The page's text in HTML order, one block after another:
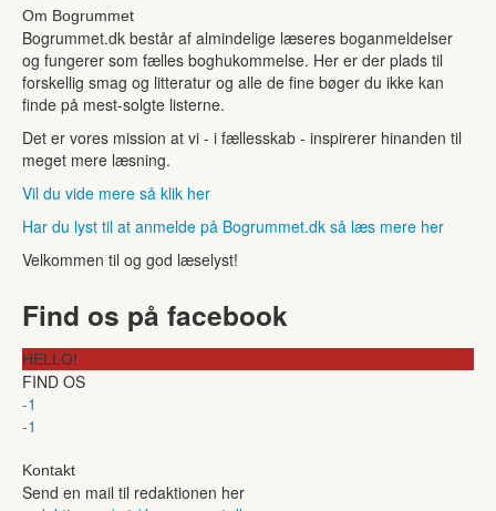
Om Bogrummet
Bogrummet.dk består af almindelige læseres boganmeldelser
og fungerer som fælles boghukommelse. Her er der plads til
forskellig smag og litteratur og alle de fine bøger du ikke kan
finde på mest-solgte listerne.
Det er vores mission at vi - i fællesskab - inspirerer hinanden til
meget mere læsning.
Vil du vide mere så klik her
Har du lyst til at anmelde på Bogrummet.dk så læs mere her
Velkommen til og god læselyst!
Find os på facebook
HELLO!
FIND OS
-1
-1
Kontakt
Send en mail til redaktionen her